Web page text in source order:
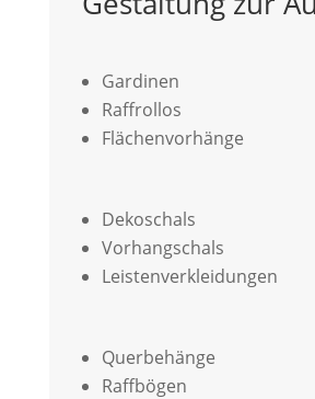
Gardinen
Raffrollos
Flächenvorhänge
Dekoschals
Vorhangschals
Leistenverkleidungen
Querbehänge
Raffbögen